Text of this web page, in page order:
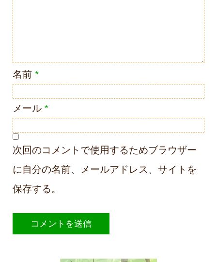
名前*
メール*
次回のコメントで使用するためブラウザー
に自分の名前、メールアドレス、サイトを
保存する。